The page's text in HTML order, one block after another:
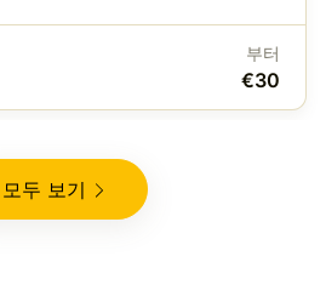
부터
€30
모두 보기